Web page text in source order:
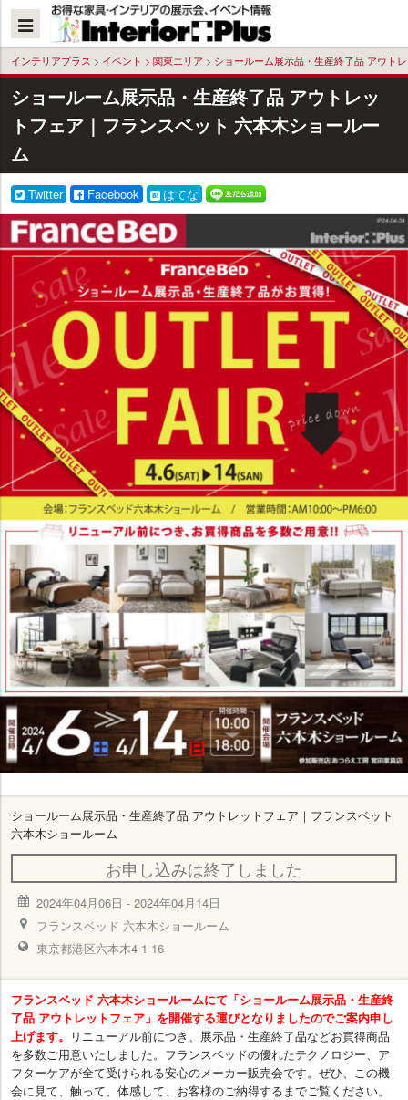
へ
インテリアプラス > イベント > 関東エリア > ショールーム展示品・生産終了品 アウト
ショールーム展示品・生産終了品 アウトレッ
トフェア｜フランスベット 六本木ショールー
ム
Twitter Facebook はてな
ショールーム展示品・生産終了品 アウトレットフェア｜フランスベット
六本木ショールーム
お申し込みは終了しました
2024年04月06日 - 2024年04月14日
フランスベッド 六本木ショールーム
東京都港区六本木4-1-16
フランスベッド 六本木ショールームにて「ショールーム展示品・生産終
了品 アウトレットフェア」を開催する運びとなりましたのでご案内申し
上げます。 リニューアル前につき、展示品・生産終了品などお買得商品
を多数ご用意いたしました。フランスベッドの優れたテクノロジー、ア
フターケアが全て受けられる安心のメーカー販売会です。ぜひ、この機
会に見て、触って、体感して、お客様のご納得するまでご覧ください。